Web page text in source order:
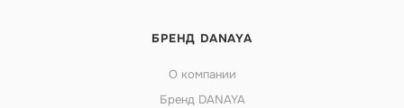
БРЕНД DANAYA
О компании
Бренд DANAYA